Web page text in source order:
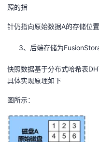
照的指
针仍指向原始数据A的存储位置
3、后端存储为
快照数据基于分布式哈希表
具体实现原理如下
图所示：